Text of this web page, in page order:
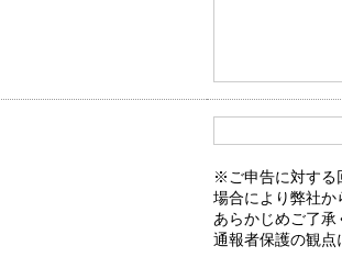
※ご申告に対する
場合により弊社か
あらかじめご了承
通報者保護の観点